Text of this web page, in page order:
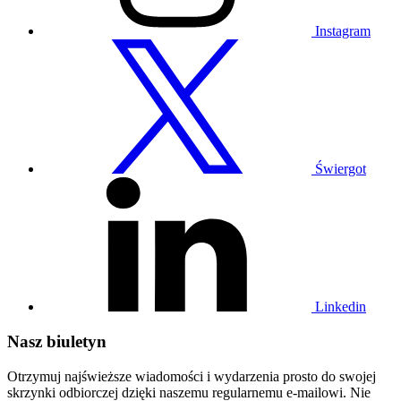
Instagram
Świergot
Linkedin
Nasz biuletyn
Otrzymuj najświeższe wiadomości i wydarzenia prosto do swojej
skrzynki odbiorczej dzięki naszemu regularnemu e-mailowi. Nie